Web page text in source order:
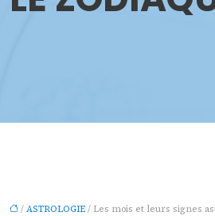
/ ASTROLOGIE / Les mois et leurs signes